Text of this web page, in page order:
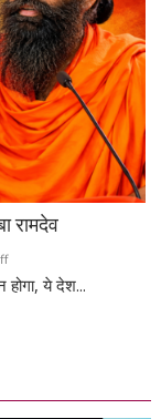
बहाली
का
काम
जारी
रामदेव
on
सड़कों
देश
होगा, ये देश...